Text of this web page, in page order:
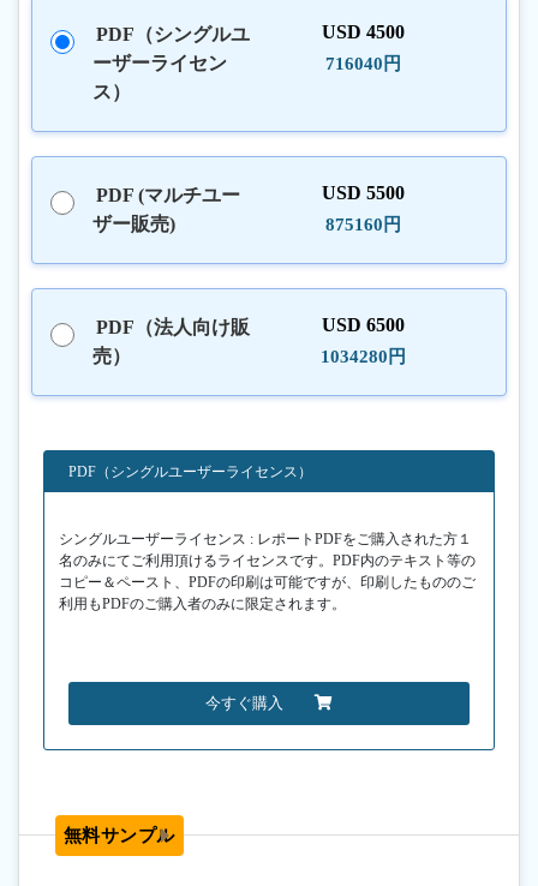
PDF（シングルユ
ーザーライセン
ス）
USD 4500
716040円
PDF (マルチユー
ザー販売)
USD 5500
875160円
PDF（法人向け販
売）
USD 6500
1034280円
PDF（シングルユーザーライセンス）
シングルユーザーライセンス : レポートPDFをご購入された方１
名のみにてご利用頂けるライセンスです。PDF内のテキスト等の
コピー＆ペースト、PDFの印刷は可能ですが、印刷したもののご
利用もPDFのご購入者のみに限定されます。
今すぐ購入
無料サンプル